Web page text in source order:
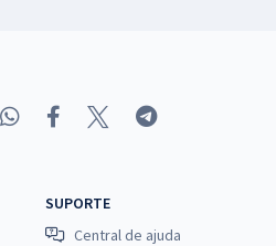
SUPORTE
Central de ajuda